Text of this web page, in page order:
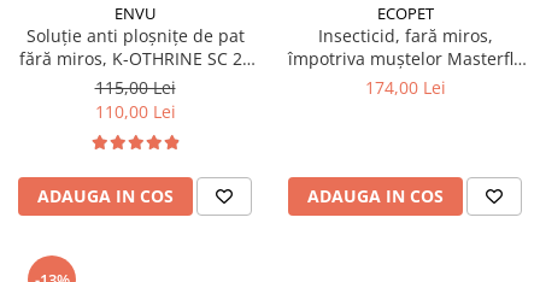
ENVU
Soluție anti ploșnițe de pat
fără miros, K-OTHRINE SC 25
Flow 100 ml
115,00 Lei
110,00 Lei
ADAUGA IN COS
ECOPET
Insecticid, fară miros,
împotriva muștelor Masterfly
Bait 125 gr + Insecticid
puricilor
174,00 Lei
ADAUGA IN COS